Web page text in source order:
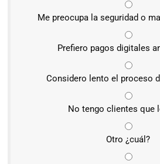
Me preocupa la seguridad o
Prefiero pagos digitales
Considero lento el proceso
No tengo clientes que
Otro ¿cuál?